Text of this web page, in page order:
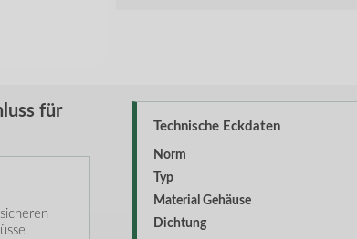
für
Technische Eckdaten
Norm
Typ
Material Gehäuse
Dichtung